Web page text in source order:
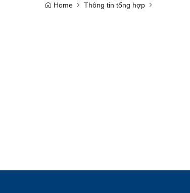
Home Thông tin tổng hợp